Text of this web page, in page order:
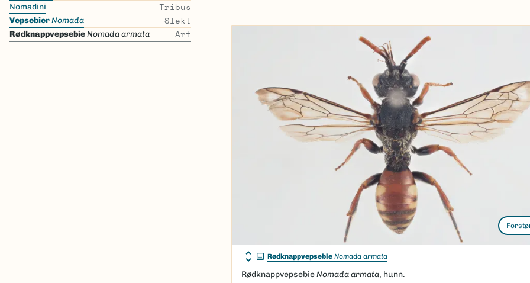
Nomadini Tribus
VepsebierNomada Slekt
RødknappvepsebieNomada armata Art
Rødknappvepsebie Nomada armata
RødknappvepsebieNomada armata, hunn.